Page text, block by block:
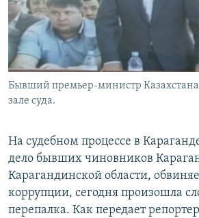
Бывший премьер-министр
зале суда.
На судебном процессе в
дело бывших чиновников
Карагандинской области,
коррупции, сегодня произошла
перепалка. Как передает